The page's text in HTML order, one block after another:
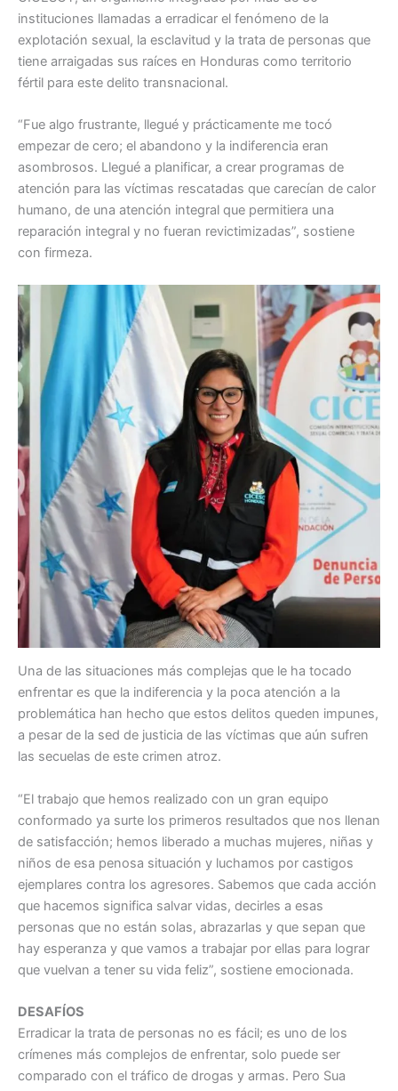
instituciones llamadas a erradicar el fenómeno de la
explotación sexual, la esclavitud y la trata de personas que
tiene arraigadas sus raíces en Honduras como territorio
fértil para este delito transnacional.
“Fue algo frustrante, llegué y prácticamente me tocó
empezar de cero; el abandono y la indiferencia eran
asombrosos. Llegué a planificar, a crear programas de
atención para las víctimas rescatadas que carecían de calor
humano, de una atención integral que permitiera una
reparación integral y no fueran revictimizadas”, sostiene
con firmeza.
Una de las situaciones más complejas que le ha tocado
enfrentar es que la indiferencia y la poca atención a la
problemática han hecho que estos delitos queden impunes,
a pesar de la sed de justicia de las víctimas que aún sufren
las secuelas de este crimen atroz.
“El trabajo que hemos realizado con un gran equipo
conformado ya surte los primeros resultados que nos llenan
de satisfacción; hemos liberado a muchas mujeres, niñas y
niños de esa penosa situación y luchamos por castigos
ejemplares contra los agresores. Sabemos que cada acción
que hacemos significa salvar vidas, decirles a esas
personas que no están solas, abrazarlas y que sepan que
hay esperanza y que vamos a trabajar por ellas para lograr
que vuelvan a tener su vida feliz”, sostiene emocionada.
DESAFÍOS
Erradicar la trata de personas no es fácil; es uno de los
crímenes más complejos de enfrentar, solo puede ser
comparado con el tráfico de drogas y armas. Pero Sua